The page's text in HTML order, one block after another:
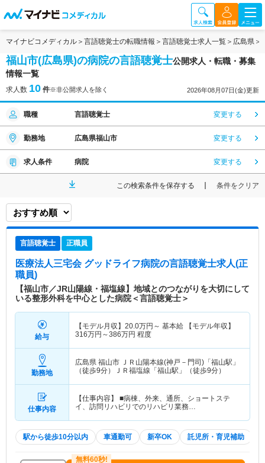
マイナビコメディカル 言語聴覚士の転職情報 言語聴覚士求人一覧 広島県
福山市(広島県)の病院の言語聴覚士公開求人・転職・募集
情報一覧
求人数 10 件※非公開求人を除く 2026年08月07日(金)更新
職種 言語聴覚士 変更する
勤務地 広島県福山市 変更する
求人条件 病院 変更する
この検索条件を保存する 条件をクリア
言語聴覚士 正職員
医療法人三宅会 グッドライフ病院の言語聴覚士求人(正
職員)
【福山市／JR山陽線・福塩線】地域とのつながりを大切にして
いる整形外科を中心とした病院＜言語聴覚士＞
給与
【モデル月収】 20.0万円～ 基本給 【モデル年収】
316万円～386万円 程度
勤務地
広島県 福山市 ＪＲ山陽本線(神戸－門司)「福山駅」
（徒歩9分）ＪＲ福塩線「福山駅」（徒歩9分）
仕事内容
【仕事内容】 ■病棟、外来、通所、ショートステ
イ、訪問リハビリでのリハビリ業務…
駅から徒歩10分以内 車通勤可 新卒OK 託児所・育児補助